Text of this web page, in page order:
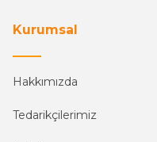
Kurumsal
Hakkımızda
Tedarikçilerimiz